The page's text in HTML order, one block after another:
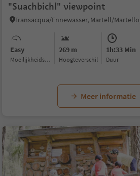
"Suachbichl" viewpoint
Easy
Moeilijkheidsgraad
269 m
Hoogteverschil
1h:33 Min
Duur
Meer informatie